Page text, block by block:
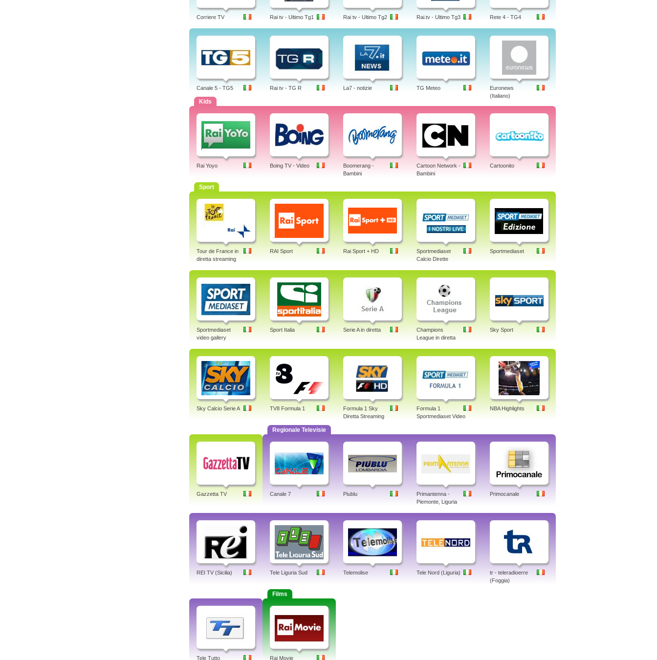
Corriere TV Rai tv - Ultimo Tg1 Rai tv - Ultimo Tg2 Rai.tv - Ultimo Tg3 Rete 4 - TG4
Canale 5 - TG5 Rai tv - TG R La7 - notizie TG Meteo
Euronews
(Italiano)
Kids
Rai Yoyo Boing TV - Video
Boomerang -
Bambini
Cartoon Network -
Bambini
Cartoonito
Sport
Tour de France in
diretta streaming
RAI Sport Rai Sport + HD
Sportmediaset
Calcio Dirette
Sportmediaset
Sportmediaset
video gallery
Sport Italia Serie A in diretta
Champions
League in diretta
Sky Sport
Sky Calcio Serie A TV8 Formula 1
Formula 1 Sky
Diretta Streaming
Formula 1
Sportmediaset Video
NBA Highlights
Gazzetta TV
Regionale Televisie
Canale 7 Piublu
Primantenna -
Piemonte, Liguria
Primocanale
REI TV (Sicilia) Tele Liguria Sud Telemolise Tele Nord (Liguria)
tr - teleradioerre
(Foggia)
Tele Tutto
Films
Rai Movie